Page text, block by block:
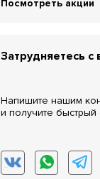
Посмотреть акции
Затрудняетесь с
Напишите нашим
и получите быстрый